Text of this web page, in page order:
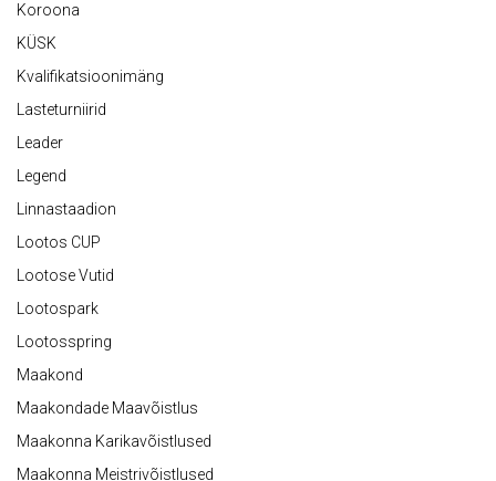
Koroona
KÜSK
Kvalifikatsioonimäng
Lasteturniirid
Leader
Legend
Linnastaadion
Lootos CUP
Lootose Vutid
Lootospark
Lootosspring
Maakond
Maakondade Maavõistlus
Maakonna Karikavõistlused
Maakonna Meistrivõistlused